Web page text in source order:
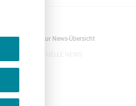
Zurück zur News-Übersicht
AKTUELLE NEWS